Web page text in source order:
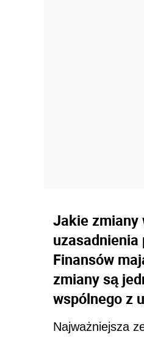
Jakie zmiany
Finansów
zmiany są
wspólnego z
Najważniejsza